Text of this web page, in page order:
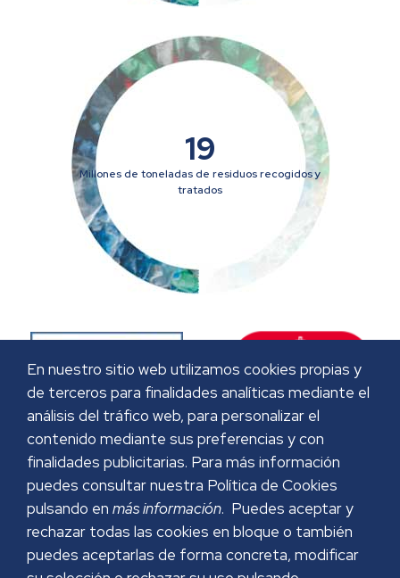
19
Millones de toneladas de residuos recogidos y
tratados
En nuestro sitio web utilizamos cookies propias y
de terceros para finalidades analíticas mediante el
análisis del tráfico web, para personalizar el
contenido mediante sus preferencias y con
finalidades publicitarias. Para más información
puedes consultar nuestra Política de Cookies
pulsando en más información. Puedes aceptar y
rechazar todas las cookies en bloque o también
puedes aceptarlas de forma concreta, modificar